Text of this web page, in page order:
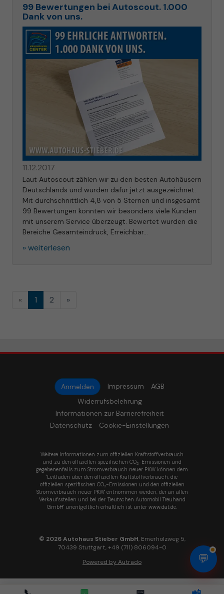
99 Bewertungen bei Autoscout. 1.000
Dank von uns.
11.12.2017
Laut Autoscout zählen wir zu den besten Autohäusern
Deutschlands und wurden dafür jetzt ausgezeichnet.
Mit durchschnittlich 4,8 von 5 Sternen und insgesamt
99 Bewertungen konnten wir besonders viele Kunden
mit unserem Service überzeugt. Bewertet wurden die
Bereiche Gesamteindruck, Erreichbar...
» weiterlesen
« 1 2 »
Anmelden Impressum
AGB
Widerrufsbelehrung
Informationen zur Barrierefreiheit
Datenschutz
Cookie-Einstellungen
💬
Weitere Informationen zum offiziellen Kraftstoffverbrauch
und zu den offiziellen spezifischen CO2-Emissionen und
gegebenenfalls zum Stromverbrauch neuer PKW können dem
'Leitfaden über den offiziellen Kraftstoffverbrauch, die
offiziellen spezifischen CO2-Emissionen und den offiziellen
Stromverbrauch neuer PKW' entnommen werden, der an allen
Verkaufsstellen und bei der 'Deutschen Automobil Treuhand
GmbH' unentgeltlich erhältlich ist unter www.dat.de.
© 2026Autohaus Stieber GmbH, Emerholzweg 5,
70439 Stuttgart,+49 (711) 806094-0
Powered by Autrado